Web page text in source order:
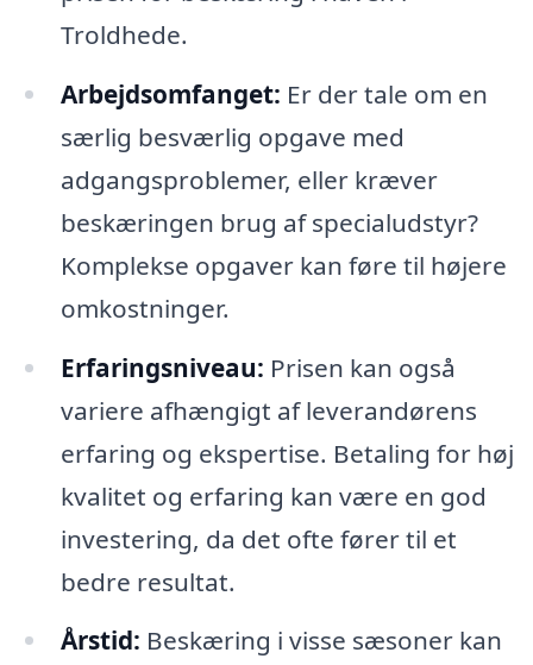
Troldhede.
Arbejdsomfanget: Er der tale om en
særlig besværlig opgave med
adgangsproblemer, eller kræver
beskæringen brug af specialudstyr?
Komplekse opgaver kan føre til højere
omkostninger.
Erfaringsniveau: Prisen kan også
variere afhængigt af leverandørens
erfaring og ekspertise. Betaling for høj
kvalitet og erfaring kan være en god
investering, da det ofte fører til et
bedre resultat.
Årstid: Beskæring i visse sæsoner kan